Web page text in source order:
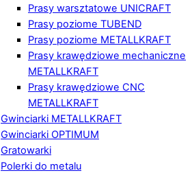
Prasy warsztatowe UNICRAFT
Prasy poziome TUBEND
Prasy poziome METALLKRAFT
Prasy krawędziowe mechaniczne
METALLKRAFT
Prasy krawędziowe CNC
METALLKRAFT
Gwinciarki METALLKRAFT
Gwinciarki OPTIMUM
Gratowarki
Polerki do metalu